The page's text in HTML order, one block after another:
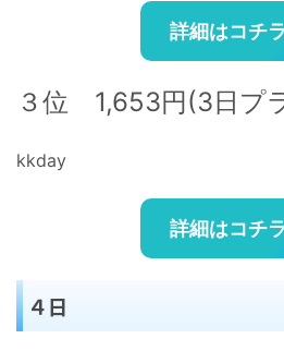
詳細はコチラ
３位 1,653円(3日プ
kkday
詳細はコチラ
４日